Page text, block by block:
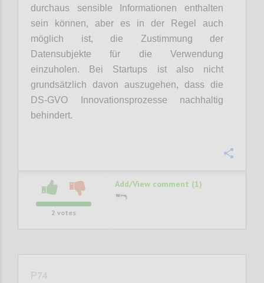
durchaus sensible Informationen enthalten
sein können, aber es in der Regel auch
möglich ist, die Zustimmung der
Datensubjekte für die Verwendung
einzuholen. Bei Startups ist also nicht
grundsätzlich davon auszugehen, dass die
DS-GVO Innovationsprozesse nachhaltig
behindert.
2 votes
Add/View comment (1)
P74